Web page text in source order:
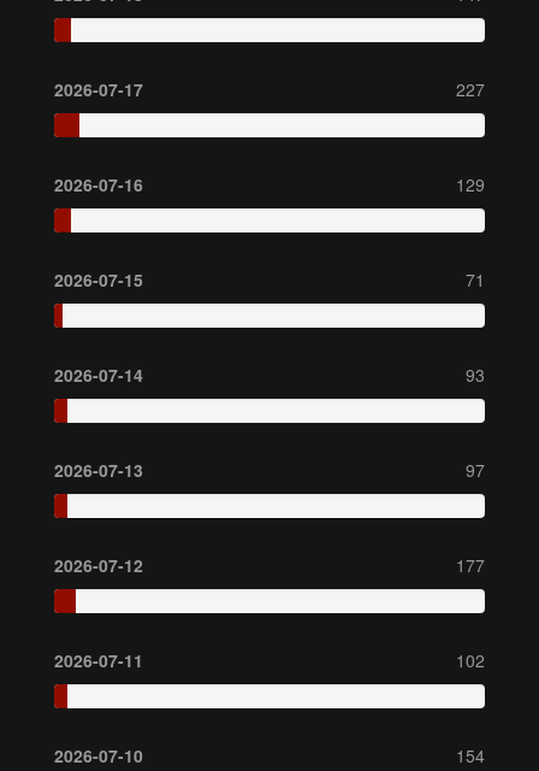
2026-07-17 227
2026-07-16 129
2026-07-15 71
2026-07-14 93
2026-07-13 97
2026-07-12 177
2026-07-11 102
2026-07-10 154